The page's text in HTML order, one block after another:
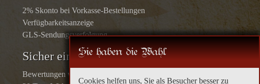
2% Skonto bei Vorkasse-Bestellungen
Verfügbarkeitsanzeige
GLS-Sendungsverfolgung
Sicher einkaufen
Bewertungen von echten Kunden
Sie haben die Wahl
Cookies helfen uns, Sie als Besucher besser zu